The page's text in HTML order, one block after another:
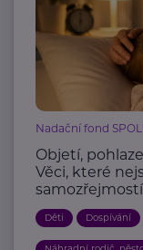
Nadační fond
Objetí,
Věci, které
samozřejmostí
Děti Dospívání